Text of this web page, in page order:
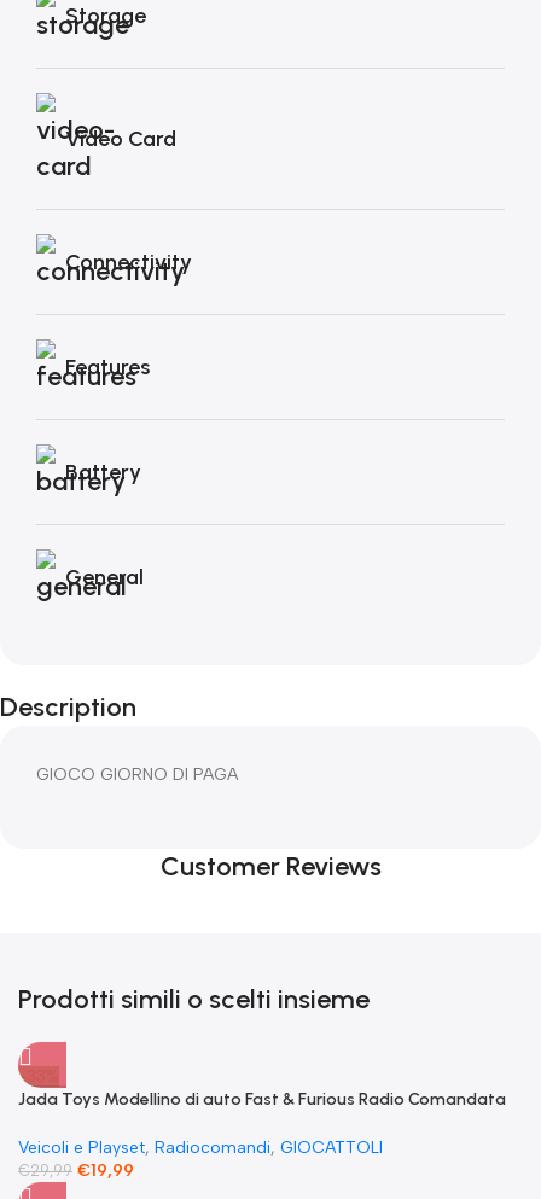
Storage
Video Card
Connectivity
Features
Battery
General
Description
GIOCO GIORNO DI PAGA
Customer Reviews
Prodotti simili o scelti insieme
-33%
Jada Toys Modellino di auto Fast & Furious Radio Comandata
Veicoli e Playset, Radiocomandi, GIOCATTOLI
€29,99 €19,99